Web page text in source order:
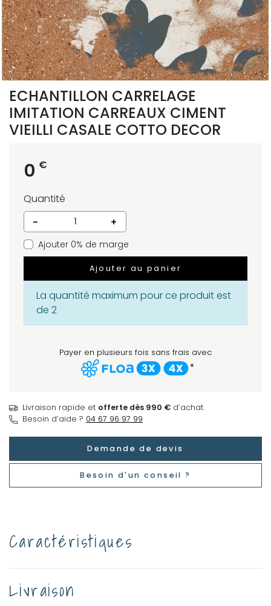
ECHANTILLON CARRELAGE
IMITATION CARREAUX CIMENT
VIEILLI CASALE COTTO DECOR
0 €
Quantité
-
+
Ajouter 0% de marge
Ajouter au panier
La quantité maximum pour ce produit est
de 2
Payer en plusieurs fois sans frais avec
*
Livraison rapide et offerte dès 990 € d’achat.
Besoin d’aide ? 04 67 96 97 99
Demande de devis
Besoin d'un conseil ?
Caractéristiques
Livraison